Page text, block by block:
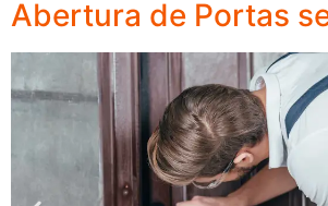
Abertura de Portas